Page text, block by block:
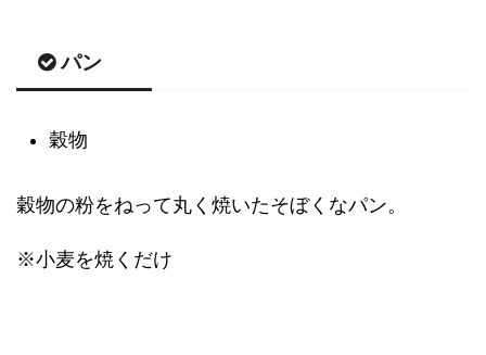
パン
穀物
穀物の粉をねって丸く焼いたそぼくなパン。
※小麦を焼くだけ